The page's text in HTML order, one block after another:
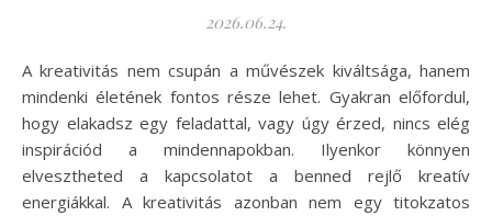
2026.06.24.
A kreativitás nem csupán a művészek kiváltsága, hanem
mindenki életének fontos része lehet. Gyakran előfordul,
hogy elakadsz egy feladattal, vagy úgy érzed, nincs elég
inspirációd a mindennapokban. Ilyenkor könnyen
elvesztheted a kapcsolatot a benned rejlő kreatív
energiákkal. A kreativitás azonban nem egy titokzatos